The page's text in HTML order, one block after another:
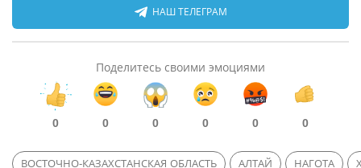
НАШ ТЕЛЕГРАМ
Поделитесь своими эмоциями
0 0 0 0 0 0
ВОСТОЧНО-КАЗАХСТАНСКАЯ ОБЛАСТЬ АЛТАЙ НАГОТА